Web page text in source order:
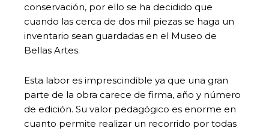
conservación, por ello se ha decidido que
cuando las cerca de dos mil piezas se haga un
inventario sean guardadas en el Museo de
Bellas Artes.
Esta labor es imprescindible ya que una gran
parte de la obra carece de firma, año y número
de edición. Su valor pedagógico es enorme en
cuanto permite realizar un recorrido por todas